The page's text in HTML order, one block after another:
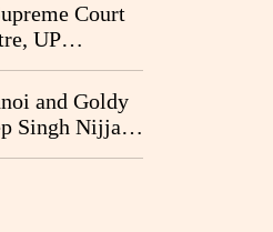
Court
UP
Trust on
and Goldy
Singh Nijjar's